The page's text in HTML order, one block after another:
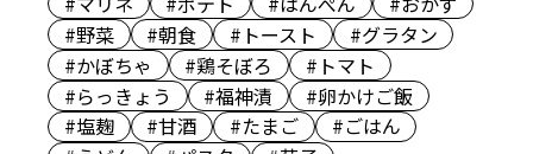
#野菜
#朝食 #トースト
#グラタン
#かぼちゃ
#鶏そぼろ
#トマト
#らっきょう
#福神漬
#卵かけご飯
#塩麹
#甘酒 #たまご
#ごはん